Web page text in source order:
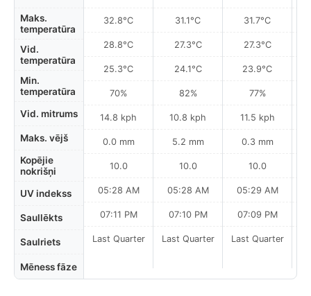
Maks.
temperatūra
Vid.
temperatūra
Min.
temperatūra
Vid. mitrums
Maks. vējš
Kopējie
nokrišņi
UV indekss
Saullēkts
Saulriets
Mēness fāze
32.8°C
28.8°C
25.3°C
70%
14.8 kph
0.0 mm
10.0
05:28 AM
07:11 PM
Last Quarter
31.1°C
27.3°C
24.1°C
82%
10.8 kph
5.2 mm
10.0
05:28 AM
07:10 PM
Last Quarter
31.7°C
27.3°C
23.9°C
77%
11.5 kph
0.3 mm
10.0
05:29 AM
07:09 PM
Last Quarter